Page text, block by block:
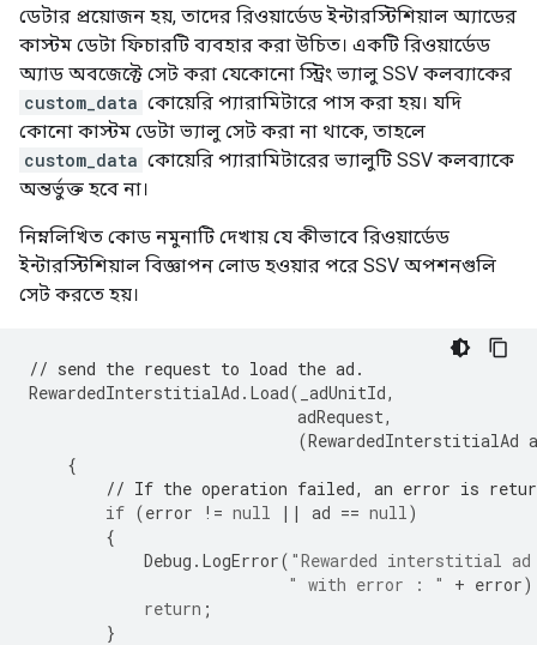
ডেটার প্রয়োজন হয়, তাদের রিওয়ার্ডেড ইন্টারস্টিশিয়াল অ্যাডের
কাস্টম ডেটা ফিচারটি ব্যবহার করা উচিত। একটি রিওয়ার্ডেড
অ্যাড অবজেক্টে সেট করা যেকোনো স্ট্রিং ভ্যালু SSV কলব্যাকের
custom_data কোয়েরি প্যারামিটারে পাস করা হয়। যদি
কোনো কাস্টম ডেটা ভ্যালু সেট করা না থাকে, তাহলে
custom_data কোয়েরি প্যারামিটারের ভ্যালুটি SSV কলব্যাকে
অন্তর্ভুক্ত হবে না।
নিম্নলিখিত কোড নমুনাটি দেখায় যে কীভাবে রিওয়ার্ডেড
ইন্টারস্টিশিয়াল বিজ্ঞাপন লোড হওয়ার পরে SSV অপশনগুলি
সেট করতে হয়।
// send the request to load the ad.
RewardedInterstitialAd . Load( _adUnitId,
adRequest,
(RewardedInterstitialAd
{
// If the operation failed, an error is
if (error != null || ad == null)
{
Debug . LogError( "Rewarded interstitial
" with error : "
+ error
return ;
}